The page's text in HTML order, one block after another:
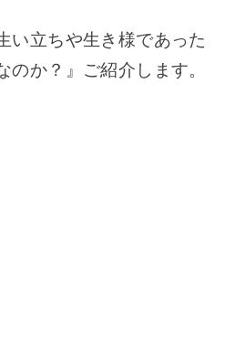
い立ちや生き様であった
のか？』ご紹介します。